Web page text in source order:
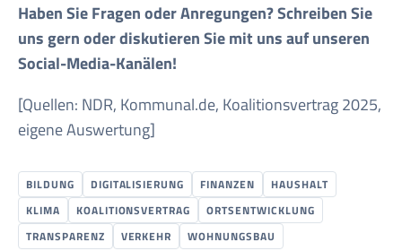
Haben Sie Fragen oder Anregungen? Schreiben Sie
uns gern oder diskutieren Sie mit uns auf unseren
Social-Media-Kanälen!
[Quellen: NDR, Kommunal.de, Koalitionsvertrag 2025,
eigene Auswertung]
BILDUNG DIGITALISIERUNG FINANZEN
HAUSHALT
KLIMA
KOALITIONSVERTRAG
ORTSENTWICKLUNG
TRANSPARENZ
VERKEHR WOHNUNGSBAU